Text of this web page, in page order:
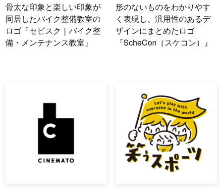
骨太な印象と楽しい印象が
同居したバイク整備教室の
ロゴ『セビスク｜バイク整
備・メンテナンス教室』
形のないものをわかりやす
く表現し、汎用性のあるデ
ザインにまとめたロゴ
『ScheCon（スケコン）』